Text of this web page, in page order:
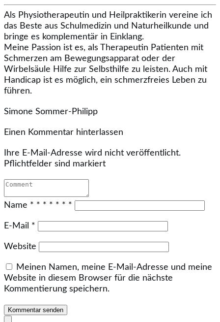
Als Physiotherapeutin und Heilpraktikerin vereine ich
das Beste aus Schulmedizin und Naturheilkunde und
bringe es komplementär in Einklang.
Meine Passion ist es, als Therapeutin Patienten mit
Schmerzen am Bewegungsapparat oder der
Wirbelsäule Hilfe zur Selbsthilfe zu leisten. Auch mit
Handicap ist es möglich, ein schmerzfreies Leben zu
führen.
Simone Sommer-Philipp
Einen Kommentar hinterlassen
Ihre E-Mail-Adresse wird nicht veröffentlicht.
Pflichtfelder sind markiert
Name * * * * * * *
E-Mail *
Website
Meinen Namen, meine E-Mail-Adresse und meine
Website in diesem Browser für die nächste
Kommentierung speichern.
Kommentar senden